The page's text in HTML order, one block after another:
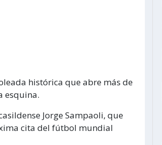
histórica que abre más de
esquina.
Jorge Sampaoli, que
cita del fútbol mundial